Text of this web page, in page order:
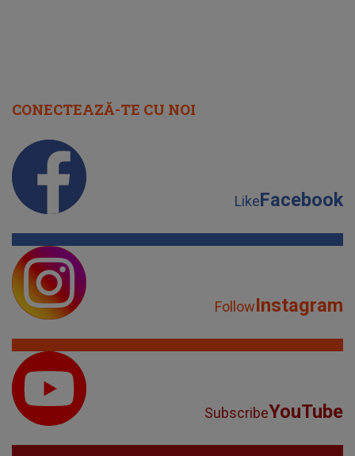
CONECTEAZĂ-TE CU NOI
LikeFacebook
FollowInstagram
SubscribeYouTube